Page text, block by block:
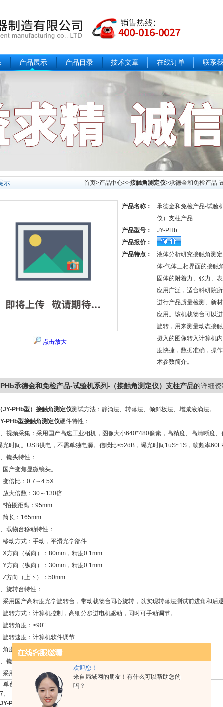
欢迎您！
来自局域网的朋友！有什么可以帮助您的
吗？
产品展示 产品目录 技术文章 在线订单 联系
示 首页>产品中心>>接触角测定仪>承德金和免检产品-
点击放大
产品名称：
承德金和免检产品-试验
仪）支柱产品
产品型号：
JY-PHb
产品报价：
产品特点：
液体分析研究接触角测
体-气体三相界面的接触
固体的附着力、张力、
应用广泛，适合科研院
进行产品质量检测、新
应用。该机载物台可以
旋转，用来测量动态接
摄入的图像转入计算机
度快捷，数据准确，操
术参数简介。
承德金和免检产品-试验机系列-（接触角测定仪）支柱产品的详细
JY-PHb型）接触角测定仪测试方法：静滴法、转落法、倾斜板法、增减液滴法。
PHb型接触角测定仪硬件特性：
频采集：采用国产高速工业相机，图像大小640*480像素，高精度、高清晰度、
光时间。USB供电，不需单独电源。信噪比>52dB，曝光时间1uS~1S，帧频率
头特性：
变焦显微镜头。
比：0.7～4.5X
倍数：30～130倍
距离：95mm
：165mm
物台移动特性：
方式：手动，平滑光学部件
（横向）：80mm，精度0.1mm
（纵向）：30mm，精度0.1mm
（上下）：50mm
转台特性：
国产高精度光学旋转台，带动载物台同心旋转，以实现转落法测试前进角和后
方式：计算机控制，高细分步进电机驱动，同时可手动调节。
角度：≥90°
速度：计算机软件调节
刻度分辨率：2°
头调节支架特性：
F型镜头支架
色半导体照明光源，亮度连续可调。
（外形尺寸：600x310x450 mm）
PHb型接触角测定仪